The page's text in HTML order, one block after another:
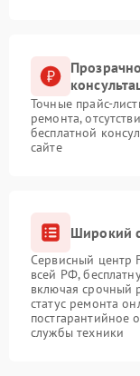
Точные прайс-
ремонта,
бесплатной
сайте
Широкий
Сервисный центр
всей РФ,
включая срочный
статус ремонта
постгарантийное
службы техники